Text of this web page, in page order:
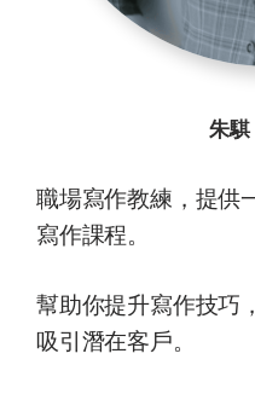
朱
職場寫作教練，提供
寫作課程。
幫助你提升寫作技巧
吸引潛在客戶。